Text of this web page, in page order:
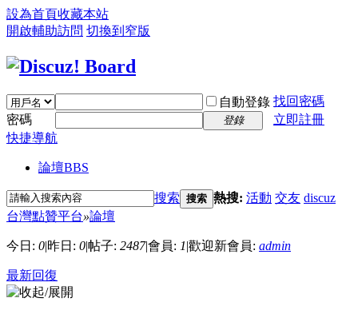
設為首頁收藏本站
開啟輔助訪問 切換到窄版
自動登錄 找回密碼
密碼
登錄
立即註冊
快捷導航
論壇BBS
搜索 搜索 熱搜: 活動 交友 discuz
台灣點贊平台»論壇
今日: 0|昨日: 0|帖子: 2487|會員: 1|歡迎新會員: admin
最新回復